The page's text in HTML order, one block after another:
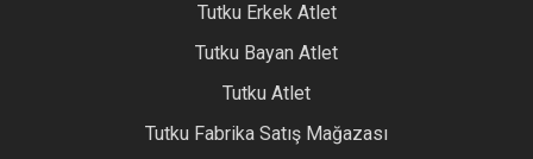
Tutku Erkek Atlet
Tutku Bayan Atlet
Tutku Atlet
Tutku Fabrika Satış Mağazası